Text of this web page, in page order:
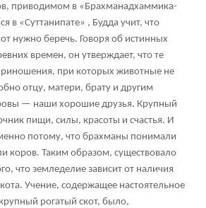
приводимом в «Брахманадхаммика-
в «Суттанипате» , Будда учит, что
нужно беречь. Говоря об истинных
времен, он утверждает, что те
при которых животные не
отцу, матери, брату и другим
— наши хорошие друзья. Крупный
пищи, силы, красоты и счастья. И
потому, что брахманы понимали
коров. Таким образом, существовало
что земледелие зависит от наличия
Учение, содержащее настоятельное
рогатый скот, было,